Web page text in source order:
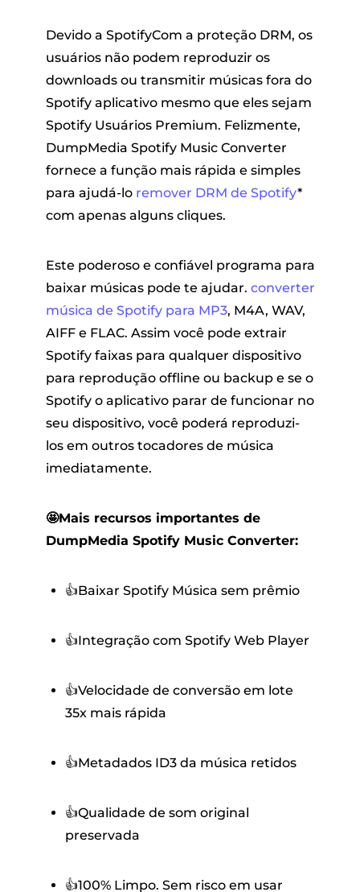
Devido a SpotifyCom a proteção DRM, os
usuários não podem reproduzir os
downloads ou transmitir músicas fora do
Spotify aplicativo mesmo que eles sejam
Spotify Usuários Premium. Felizmente,
DumpMedia Spotify Music Converter
fornece a função mais rápida e simples
para ajudá-lo remover DRM de Spotify*
com apenas alguns cliques.
Este poderoso e confiável programa para
baixar músicas pode te ajudar. converter
música de Spotify para MP3, M4A, WAV,
AIFF e FLAC. Assim você pode extrair
Spotify faixas para qualquer dispositivo
para reprodução offline ou backup e se o
Spotify o aplicativo parar de funcionar no
seu dispositivo, você poderá reproduzi-
los em outros tocadores de música
imediatamente.
🤩Mais recursos importantes de
DumpMedia Spotify Music Converter:
👍Baixar Spotify Música sem prêmio
👍Integração com Spotify Web Player
👍Velocidade de conversão em lote
35x mais rápida
👍Metadados ID3 da música retidos
👍Qualidade de som original
preservada
👍100% Limpo. Sem risco em usar